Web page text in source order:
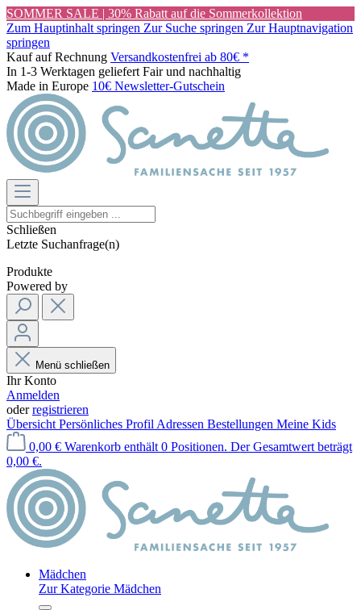
SOMMER SALE | 30% Rabatt auf die Sommerkollektion
Zum Hauptinhalt springen Zur Suche springen Zur Hauptnavigation
springen
Kauf auf Rechnung Versandkostenfrei ab 80€ *
In 1-3 Werktagen geliefert Fair und nachhaltig
Made in Europe 10€ Newsletter-Gutschein
Schließen
Letzte Suchanfrage(n)
Produkte
Powered by
Menü schließen
Ihr Konto
Anmelden
oderregistrieren
Übersicht Persönliches Profil Adressen Bestellungen Meine Kids
0,00 € Warenkorb enthält 0 Positionen. Der Gesamtwert beträgt
0,00 €.
Mädchen
Zur Kategorie Mädchen